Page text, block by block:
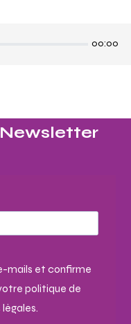
00:00
Newsletter​
mails et confirme
politique de